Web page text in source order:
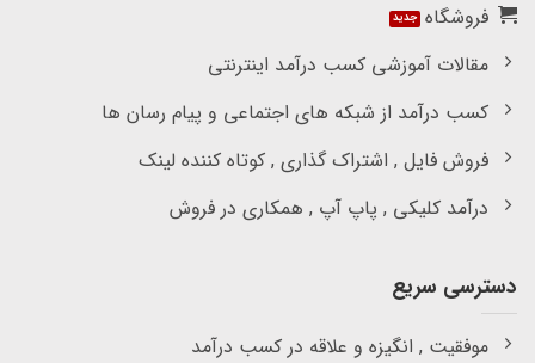
فروشگاه
مقالات آموزشی کسب درآمد اینترنتی
کسب درآمد از شبکه های اجتماعی و پیام رسان ها
فروش فایل , اشتراک گذاری , کوتاه کننده لینک
درآمد کلیکی , پاپ آپ , همکاری در فروش
دسترسی سریع
موفقیت , انگیزه و علاقه در کسب درآمد